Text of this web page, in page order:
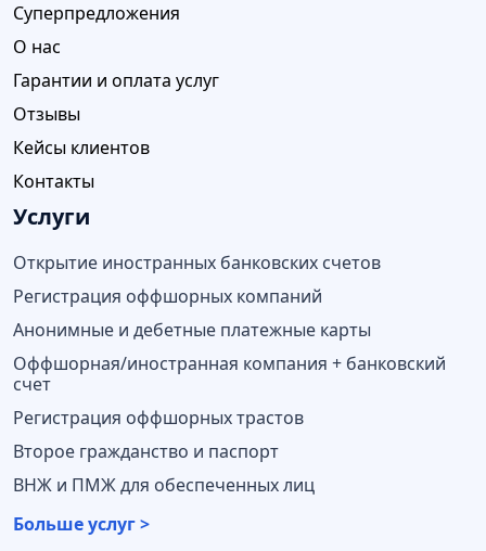
Суперпредложения
О нас
Гарантии и оплата услуг
Отзывы
Кейсы клиентов
Контакты
Услуги
Открытие иностранных банковских счетов
Регистрация оффшорных компаний
Анонимные и дебетные платежные карты
Оффшорная/иностранная компания + банковский
счет
Регистрация оффшорных трастов
Второе гражданство и паспорт
ВНЖ и ПМЖ для обеспеченных лиц
Больше услуг >